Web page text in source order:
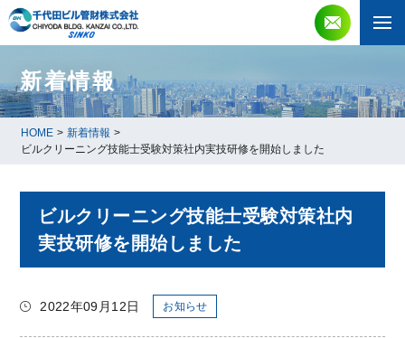
新着情報
HOME > 新着情報 >
ビルクリーニング技能士受験対策社内実技研修を開始しました
ビルクリーニング技能士受験対策社内
実技研修を開始しました
2022年09月12日 お知らせ